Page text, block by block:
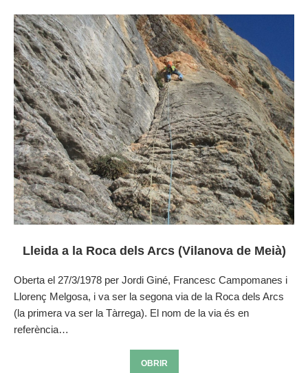
Lleida a la Roca dels Arcs (Vilanova de Meià)
Oberta el 27/3/1978 per Jordi Giné, Francesc Campomanes i
Llorenç Melgosa, i va ser la segona via de la Roca dels Arcs
(la primera va ser la Tàrrega). El nom de la via és en
referència…
OBRIR